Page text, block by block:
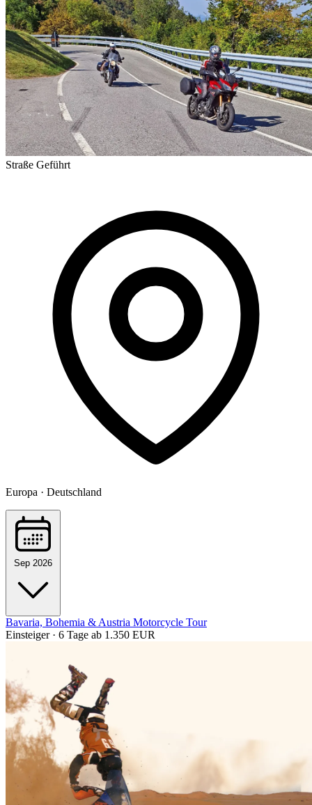
Straße Geführt
Europa · Deutschland
Sep 2026
Bavaria, Bohemia & Austria Motorcycle Tour
Einsteiger · 6 Tage ab 1.350 EUR